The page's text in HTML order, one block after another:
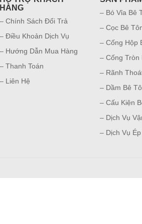
HÀNG
– Chính Sách Đổi Trả
– Điều Khoản Dịch Vụ
– Hướng Dẫn Mua Hàng
– Thanh Toán
– Liên Hệ
– Bó Vỉa Bê
– Cọc Bê
– Cống Hộp
– Cống Tròn
– Rãnh
– Dầm Bê
– Cấu Kiện
– Dịch Vụ
– Dịch Vụ